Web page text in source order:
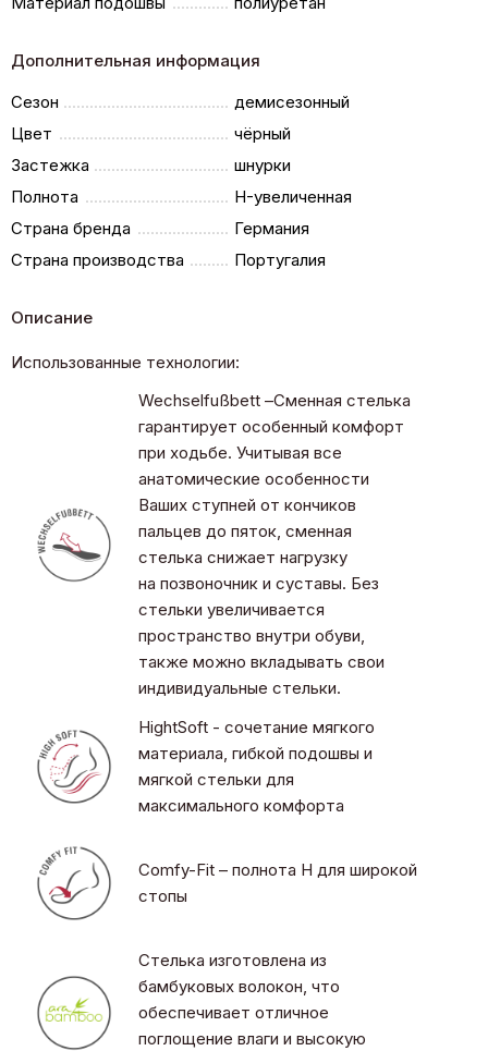
Дополнительная информация
Сезон
демисезонный
Цвет
чёрный
Застежка
шнурки
Полнота
H-увеличенная
Страна бренда
Германия
Страна производства
Португалия
Описание
Использованные технологии:
Wechselfußbett –Сменная стелька
гарантирует особенный комфорт
при ходьбе. Учитывая все
анатомические особенности
Ваших ступней от кончиков
пальцев до пяток, сменная
стелька снижает нагрузку
на позвоночник и суставы. Без
стельки увеличивается
пространство внутри обуви,
также можно вкладывать свои
индивидуальные стельки.
HightSoft - сочетание мягкого
материала, гибкой подошвы и
мягкой стельки для
максимального комфорта
Comfy-Fit – полнота H для широкой
стопы
Стелька изготовлена из
бамбуковых волокон, что
обеспечивает отличное
поглощение влаги и высокую